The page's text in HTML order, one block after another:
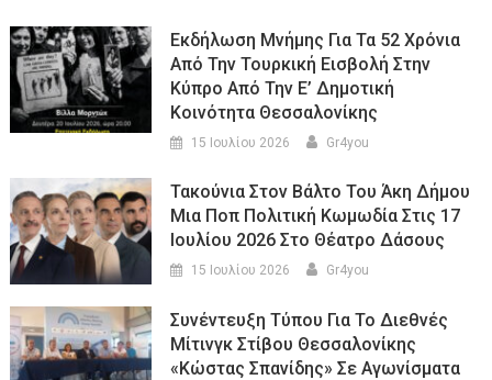
Εκδήλωση Μνήμης Για Τα 52 Χρόνια
Από Την Τουρκική Εισβολή Στην
Κύπρο Από Την Ε’ Δημοτική
Κοινότητα Θεσσαλονίκης
15 Ιουλίου 2026 Gr4you
Τακούνια Στον Βάλτο Του Άκη Δήμου
Μια Ποπ Πολιτική Κωμωδία Στις 17
Ιουλίου 2026 Στο Θέατρο Δάσους
15 Ιουλίου 2026 Gr4you
Συνέντευξη Τύπου Για Το Διεθνές
Μίτινγκ Στίβου Θεσσαλονίκης
«Κώστας Σπανίδης» Σε Αγωνίσματα